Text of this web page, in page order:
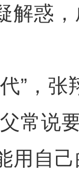
解惑
，张
常说
用自